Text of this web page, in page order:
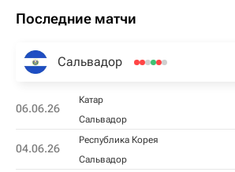
Последние матчи
Сальвадор
06.06.26
Катар
Сальвадор
04.06.26
Республика Корея
Сальвадор